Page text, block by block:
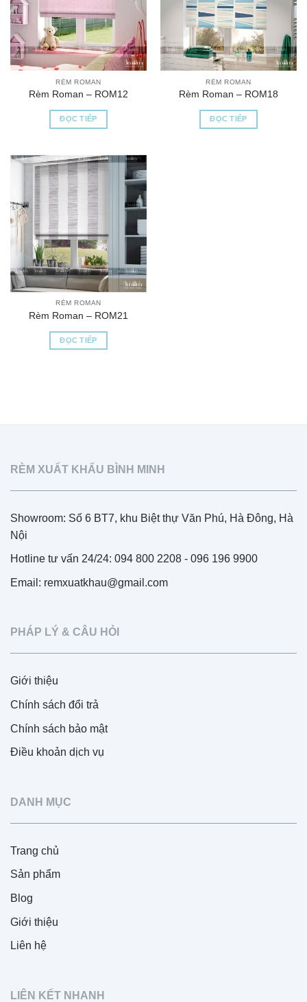
RÈM ROMAN
Rèm Roman – ROM12
ĐỌC TIẾP
RÈM ROMAN
Rèm Roman – ROM18
ĐỌC TIẾP
RÈM ROMAN
Rèm Roman – ROM21
ĐỌC TIẾP
RÈM XUẤT KHẨU BÌNH MINH
Showroom: Số 6 BT7, khu Biệt thự Văn Phú, Hà Đông, Hà
Nội
Hotline tư vấn 24/24: 094 800 2208 - 096 196 9900
Email: remxuatkhau@gmail.com
PHÁP LÝ & CÂU HỎI
Giới thiệu
Chính sách đổi trả
Chính sách bảo mật
Điều khoản dịch vụ
DANH MỤC
Trang chủ
Sản phẩm
Blog
Giới thiệu
Liên hệ
LIÊN KẾT NHANH